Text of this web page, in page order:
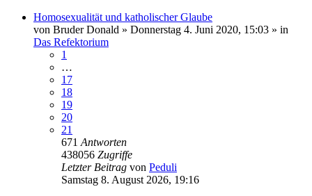
Homosexualität und katholischer Glaube
von Bruder Donald » Donnerstag 4. Juni 2020, 15:03 » in
Das Refektorium
1
…
17
18
19
20
21
671 Antworten
438056 Zugriffe
Letzter Beitrag von Peduli
Samstag 8. August 2026, 19:16